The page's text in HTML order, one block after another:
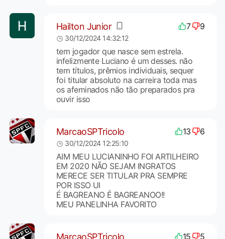
Hailton Junior 7 9
30/12/2024 14:32:12
tem jogador que nasce sem estrela.
infelizmente Luciano é um desses. não
tem títulos, prêmios individuais, sequer
foi titular absoluto na carreira toda mas
os afeminados não tão preparados pra
ouvir isso
MarcaoSPTricolo 13 6
30/12/2024 12:25:10
AIM MEU LUCIANINHO FOI ARTILHEIRO
EM 2020 NÃO SEJAM INGRATOS
MERECE SER TITULAR PRA SEMPRE
POR ISSO UI
É BAGREANO É BAGREANOO!!
MEU PANELINHA FAVORITO
MarcaoSPTricolo 15 5